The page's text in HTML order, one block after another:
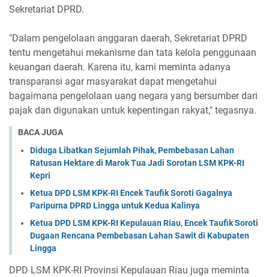
Sekretariat DPRD.
"Dalam pengelolaan anggaran daerah, Sekretariat DPRD
tentu mengetahui mekanisme dan tata kelola penggunaan
keuangan daerah. Karena itu, kami meminta adanya
transparansi agar masyarakat dapat mengetahui
bagaimana pengelolaan uang negara yang bersumber dari
pajak dan digunakan untuk kepentingan rakyat," tegasnya.
BACA JUGA
Diduga Libatkan Sejumlah Pihak, Pembebasan Lahan
Ratusan Hektare di Marok Tua Jadi Sorotan LSM KPK-RI
Kepri
Ketua DPD LSM KPK-RI Encek Taufik Soroti Gagalnya
Paripurna DPRD Lingga untuk Kedua Kalinya
Ketua DPD LSM KPK-RI Kepulauan Riau, Encek Taufik Soroti
Dugaan Rencana Pembebasan Lahan Sawit di Kabupaten
Lingga
DPD LSM KPK-RI Provinsi Kepulauan Riau juga meminta